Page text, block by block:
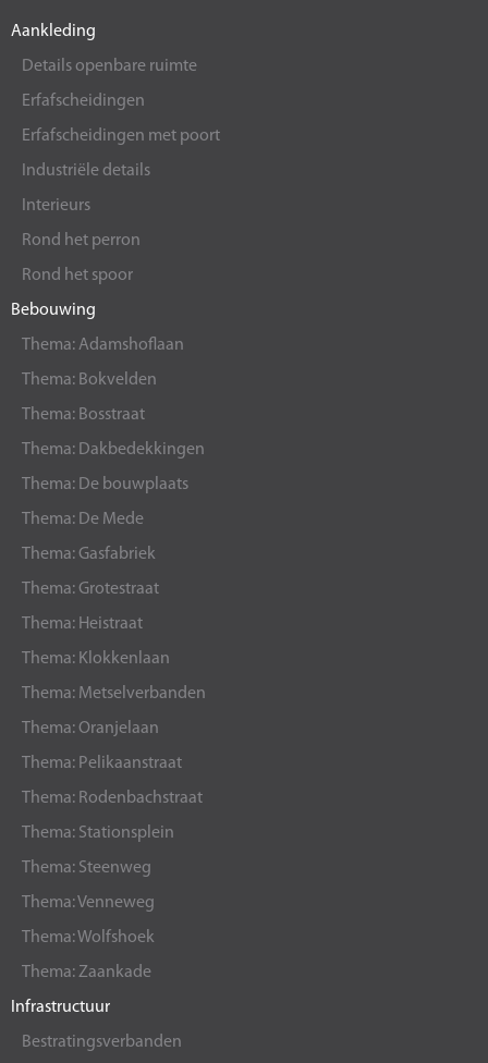
Aankleding
Details openbare ruimte
Erfafscheidingen
Erfafscheidingen met poort
Industriële details
Interieurs
Rond het perron
Rond het spoor
Bebouwing
Thema: Adamshoflaan
Thema: Bokvelden
Thema: Bosstraat
Thema: Dakbedekkingen
Thema: De bouwplaats
Thema: De Mede
Thema: Gasfabriek
Thema: Grotestraat
Thema: Heistraat
Thema: Klokkenlaan
Thema: Metselverbanden
Thema: Oranjelaan
Thema: Pelikaanstraat
Thema: Rodenbachstraat
Thema: Stationsplein
Thema: Steenweg
Thema: Venneweg
Thema: Wolfshoek
Thema: Zaankade
Infrastructuur
Bestratingsverbanden